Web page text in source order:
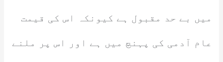
میں بے حد مقبول ہے کیونکہ اس کی قیمت
عام آدمی کی پہنچ میں ہے اور اس پر ملنے